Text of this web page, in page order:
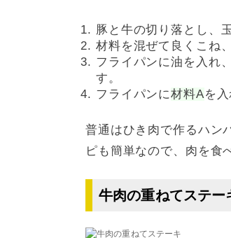
豚と牛の切り落とし、
材料を混ぜて良くこね
フライパンに油を入れ
す。
フライパンに材料Aを入
普通はひき肉で作るハン
ピも簡単なので、肉を食
牛肉の重ねてステー